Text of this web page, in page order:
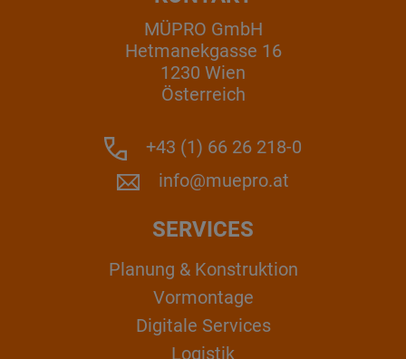
MÜPRO GmbH
Hetmanekgasse 16
1230 Wien
Österreich
+43 (1) 66 26 218-0
info@muepro.at
SERVICES
Planung & Konstruktion
Vormontage
Digitale Services
Logistik